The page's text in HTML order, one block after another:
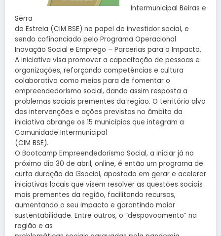
Intermunicipal Beiras e
Serra
da Estrela (CIM BSE) no papel de investidor social, e
sendo cofinanciado pelo Programa Operacional
Inovação Social e Emprego – Parcerias para o Impacto.
A iniciativa visa promover a capacitação de pessoas e
organizações, reforçando competências e cultura
colaborativa como meios para de fomentar o
empreendedorismo social, dando assim resposta a
problemas sociais prementes da região. O território alvo
das intervenções e ações previstas no âmbito da
iniciativa abrange os 15 municípios que integram a
Comunidade Intermunicipal
(CIM BSE).
O Bootcamp Empreendedorismo Social, a iniciar já no
próximo dia 30 de abril, online, é então um programa de
curta duração da i3social, apostado em gerar e acelerar
iniciativas locais que visem resolver as questões sociais
mais prementes da região, facilitando recursos,
aumentando o seu impacto e garantindo maior
sustentabilidade. Entre outros, o “despovoamento” na
região e as